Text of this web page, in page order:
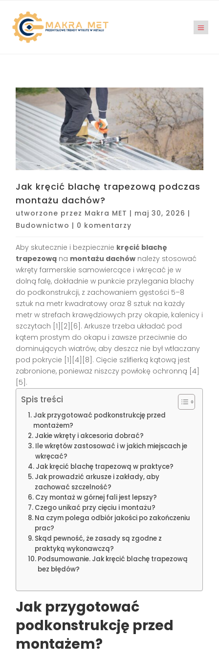
Jak kręcić blachę trapezową podczas
montażu dachów?
utworzone przez Makra MET | maj 30, 2026 |
Budownictwo | 0 komentarzy
Aby skutecznie i bezpiecznie kręcić blachę
trapezową na montażu dachów należy stosować
wkręty farmerskie samowiercące i wkręcać je w
dolną falę, dokładnie w punkcie przylegania blachy
do podkonstrukcji, z zachowaniem gęstości 5–8
sztuk na metr kwadratowy oraz 8 sztuk na każdy
metr w strefach krawędziowych przy okapie, kalenicy i
szczytach [1][2][6]. Arkusze trzeba układać pod
kątem prostym do okapu i zawsze przeciwnie do
dominujących wiatrów, aby deszcz nie był wtłaczany
pod pokrycie [1][4][8]. Cięcie szlifierką kątową jest
zabronione, ponieważ niszczy powłokę ochronną [4]
[5].
Spis treści
Jak przygotować podkonstrukcję przed
montażem?
Jakie wkręty i akcesoria dobrać?
Ile wkrętów zastosować i w jakich miejscach je
wkręcać?
Jak kręcić blachę trapezową w praktyce?
Jak prowadzić arkusze i zakłady, aby
zachować szczelność?
Czy montaż w górnej fali jest lepszy?
Czego unikać przy cięciu i montażu?
Na czym polega odbiór jakości po zakończeniu
prac?
Skąd pewność, że zasady są zgodne z
praktyką wykonawczą?
Podsumowanie. Jak kręcić blachę trapezową
bez błędów?
Jak przygotować
podkonstrukcję przed
montażem?